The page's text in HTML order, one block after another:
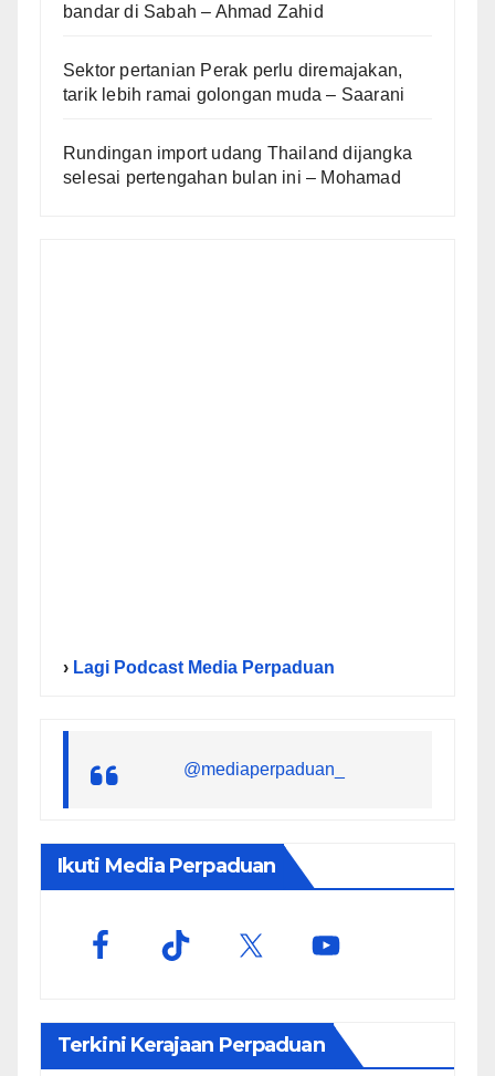
bandar di Sabah – Ahmad Zahid
Sektor pertanian Perak perlu diremajakan,
tarik lebih ramai golongan muda – Saarani
Rundingan import udang Thailand dijangka
selesai pertengahan bulan ini – Mohamad
› Lagi Podcast Media Perpaduan
@mediaperpaduan_
Ikuti Media Perpaduan
Terkini Kerajaan Perpaduan